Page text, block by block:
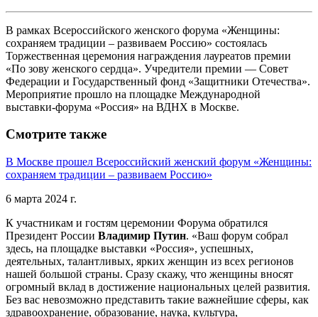
В рамках Всероссийского женского форума «Женщины:
сохраняем традиции – развиваем Россию» состоялась
Торжественная церемония награждения лауреатов премии
«По зову женского сердца». Учредители премии — Совет
Федерации и Государственный фонд «Защитники Отечества».
Мероприятие прошло на площадке Международной
выставки-форума «Россия» на ВДНХ в Москве.
Смотрите также
В Москве прошел Всероссийский женский форум «Женщины:
сохраняем традиции – развиваем Россию»
6 марта 2024 г.
К участникам и гостям церемонии Форума обратился
Президент России Владимир Путин. «Ваш форум собрал
здесь, на площадке выставки «Россия», успешных,
деятельных, талантливых, ярких женщин из всех регионов
нашей большой страны. Сразу скажу, что женщины вносят
огромный вклад в достижение национальных целей развития.
Без вас невозможно представить такие важнейшие сферы, как
здравоохранение, образование, наука, культура,